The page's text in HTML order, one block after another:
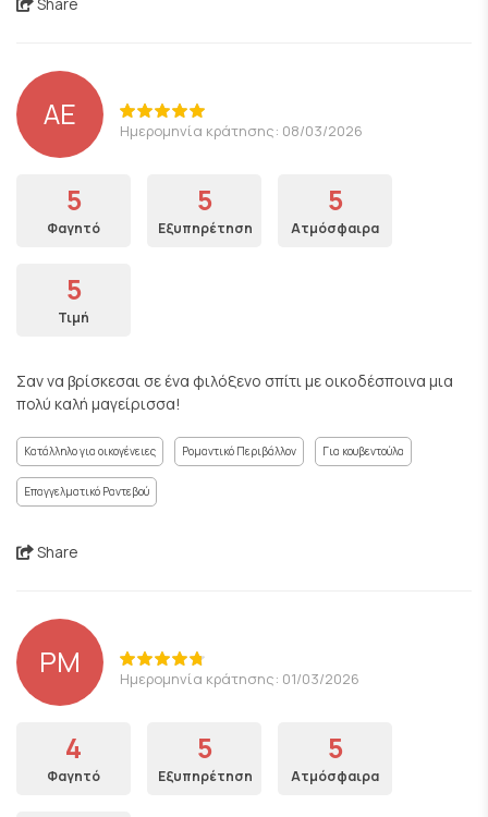
ΑΕ Ημερομηνία κράτησης: 08/03/2026
5
Φαγητό
5
Εξυπηρέτηση
5
Ατμόσφαιρα
5
Τιμή
Σαν να βρίσκεσαι σε ένα φιλόξενο σπίτι με οικοδέσποινα μια
πολύ καλή μαγείρισσα!
Κατάλληλο για οικογένειες Ρομαντικό Περιβάλλον Για κουβεντούλα
Επαγγελματικό Ραντεβού
Share
PM Ημερομηνία κράτησης: 01/03/2026
4
Φαγητό
5
Εξυπηρέτηση
5
Ατμόσφαιρα